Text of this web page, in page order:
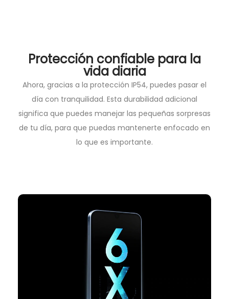
Protección confiable para la
vida diaria
Ahora, gracias a la protección IP54, puedes pasar el
día con tranquilidad. Esta durabilidad adicional
significa que puedes manejar las pequeñas sorpresas
de tu día, para que puedas mantenerte enfocado en
lo que es importante.